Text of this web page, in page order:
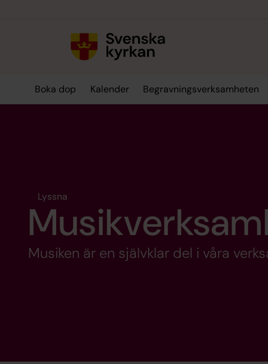
Boka dop Kalender Begravningsverksamheten
Lyssna
Musiken är en självklar del i våra